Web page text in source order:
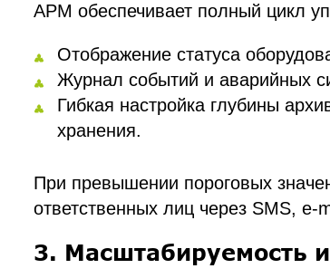
АРМ обеспечивает полный цикл
Отображение статуса
Журнал событий и аварийных
Гибкая настройка глубины
хранения.
При превышении пороговых
ответственных лиц через SMS, e-
3. Масштабируемость